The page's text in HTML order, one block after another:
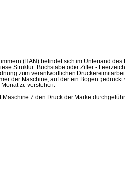
(HAN) befindet sich im Unterrand des
Struktur: Buchstabe oder Ziffer -
zum verantwortlichen
der Maschine, auf der ein Bogen
zu verstehen.
7 den Druck der Marke